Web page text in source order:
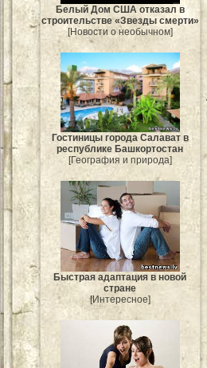
Белый Дом США отказал в
строительстве «Звезды смерти»
[Новости о необычном]
Гостиницы города Салават в
республике Башкортостан
[География и природа]
Быстрая адаптация в новой
стране
[Интересное]